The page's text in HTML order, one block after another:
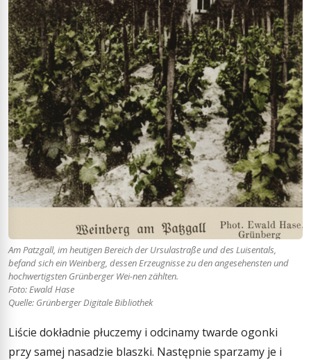
Am Patzgall, im heutigen Bereich der Ursulastraße und des Luisentals,
befand sich ein Weinberg, dessen Erzeugnisse zu den angesehensten und
hochwertigsten Grünberger Wei-nen zählten.
Foto: Ewald Hase
Quelle: Grünberger Digitale Bibliothek
Liście dokładnie płuczemy i odcinamy twarde ogonki
przy samej nasadzie blaszki. Następnie sparzamy je i